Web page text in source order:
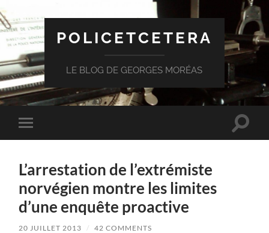
POLICETCETERA
LE BLOG DE GEORGES MORÉAS
Toggle
mobile
Toggle
L’arrestation de l’extrémiste
norvégien montre les limites
d’une enquête proactive
20 JUILLET 2013 / 42 COMMENTS